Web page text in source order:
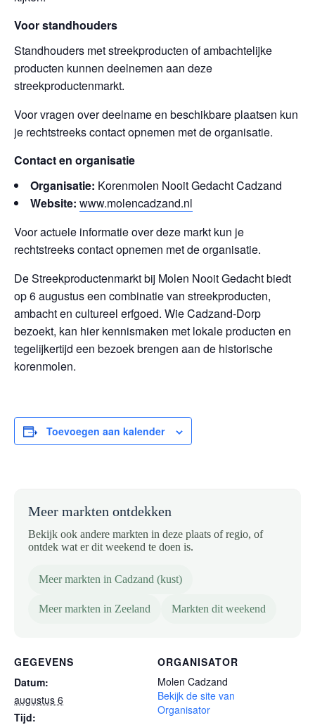
Voor standhouders
Standhouders met streekproducten of ambachtelijke
producten kunnen deelnemen aan deze
streekproductenmarkt.
Voor vragen over deelname en beschikbare plaatsen kun
je rechtstreeks contact opnemen met de organisatie.
Contact en organisatie
Organisatie: Korenmolen Nooit Gedacht Cadzand
Website: www.molencadzand.nl
Voor actuele informatie over deze markt kun je
rechtstreeks contact opnemen met de organisatie.
De Streekproductenmarkt bij Molen Nooit Gedacht biedt
op 6 augustus een combinatie van streekproducten,
ambacht en cultureel erfgoed. Wie Cadzand-Dorp
bezoekt, kan hier kennismaken met lokale producten en
tegelijkertijd een bezoek brengen aan de historische
korenmolen.
Toevoegen aan kalender
Meer markten ontdekken
Bekijk ook andere markten in deze plaats of regio, of
ontdek wat er dit weekend te doen is.
Meer markten in Cadzand (kust)
Meer markten in Zeeland Markten dit weekend
GEGEVENS
Datum:
augustus 6
Tijd:
ORGANISATOR
Molen Cadzand
Bekijk de site van
Organisator